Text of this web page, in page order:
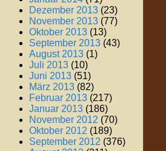
Dezember 2013 (23)
November 2013 (77)
Oktober 2013 (13)
September 2013 (43)
August 2013 (1)
Juli 2013 (10)
Juni 2013 (51)
März 2013 (82)
Februar 2013 (217)
Januar 2013 (186)
November 2012 (70)
Oktober 2012 (189)
September 2012 (376)